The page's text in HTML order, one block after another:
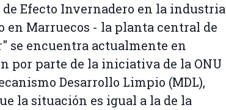
de Efecto Invernadero en la industria
en Marruecos - la planta central de
se encuentra actualmente en
por parte de la iniciativa de la ONU
Desarrollo Limpio (MDL),
la situación es igual a la de la